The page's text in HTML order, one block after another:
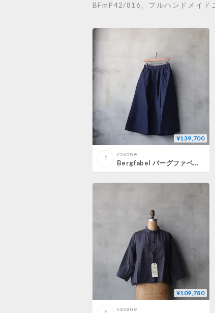
BFmP42/816、フルハンドメイ
¥139,700
cavane
Bergfabel バーグファベル / Ivy Skirtスカート/ BFWSK260/K79
¥109,780
cavane